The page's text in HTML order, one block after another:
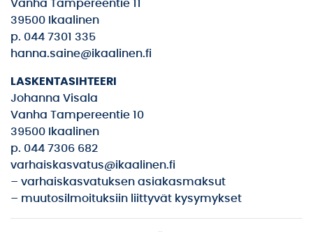
Vanha Tampereentie 11
39500 Ikaalinen
p. 044 7301 335
hanna.saine@ikaalinen.fi
LASKENTASIHTEERI
Johanna Visala
Vanha Tampereentie 10
39500 Ikaalinen
p. 044 7306 682
varhaiskasvatus@ikaalinen.fi
– varhaiskasvatuksen asiakasmaksut
– muutosilmoituksiin liittyvät kysymykset